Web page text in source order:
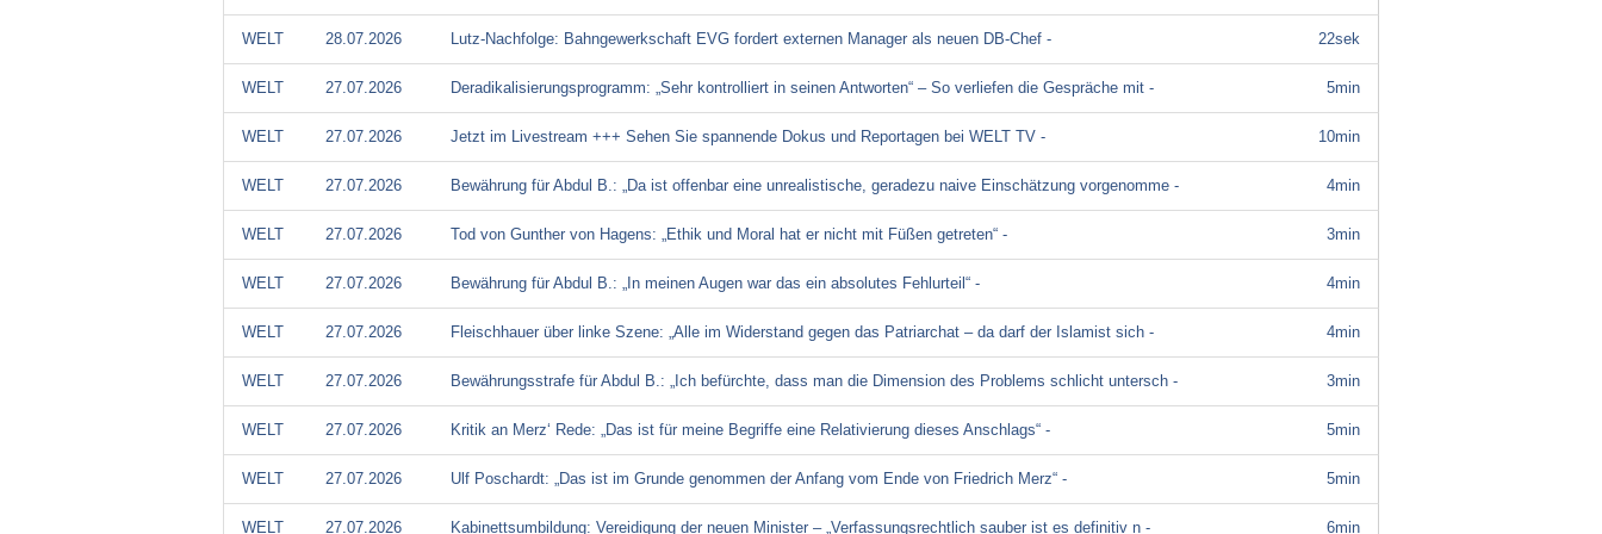
22sek
WELT 28.07.2026 Lutz-Nachfolge: Bahngewerkschaft EVG fordert externen Manager als neuen DB-Chef -
5min
WELT 27.07.2026 Deradikalisierungsprogramm: „Sehr kontrolliert in seinen Antworten“ – So verliefen die Gespräche mit -
10min
WELT 27.07.2026 Jetzt im Livestream +++ Sehen Sie spannende Dokus und Reportagen bei WELT TV -
4min
WELT 27.07.2026 Bewährung für Abdul B.: „Da ist offenbar eine unrealistische, geradezu naive Einschätzung vorgenomme -
3min
WELT 27.07.2026 Tod von Gunther von Hagens: „Ethik und Moral hat er nicht mit Füßen getreten“ -
4min
WELT 27.07.2026 Bewährung für Abdul B.: „In meinen Augen war das ein absolutes Fehlurteil“ -
4min
WELT 27.07.2026 Fleischhauer über linke Szene: „Alle im Widerstand gegen das Patriarchat – da darf der Islamist sich -
3min
WELT 27.07.2026 Bewährungsstrafe für Abdul B.: „Ich befürchte, dass man die Dimension des Problems schlicht untersch -
5min
WELT 27.07.2026 Kritik an Merz‘ Rede: „Das ist für meine Begriffe eine Relativierung dieses Anschlags“ -
5min
WELT 27.07.2026 Ulf Poschardt: „Das ist im Grunde genommen der Anfang vom Ende von Friedrich Merz“ -
6min
WELT 27.07.2026 Kabinettsumbildung: Vereidigung der neuen Minister – „Verfassungsrechtlich sauber ist es definitiv n -